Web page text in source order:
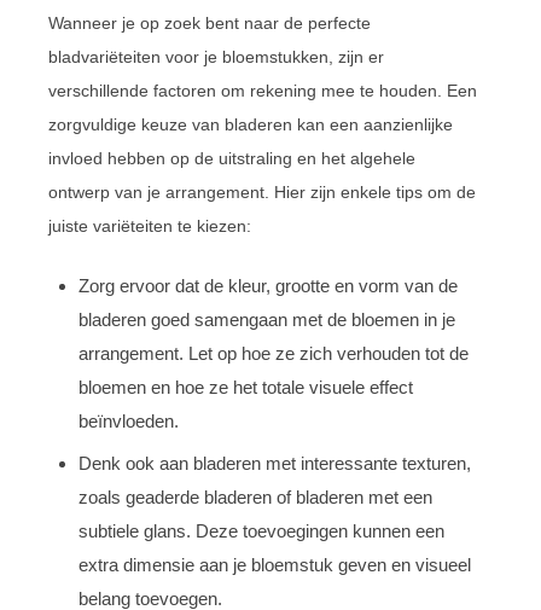
Wanneer je op zoek bent naar de perfecte
bladvariëteiten voor je bloemstukken, zijn er
verschillende factoren om rekening mee te houden. Een
zorgvuldige keuze van bladeren kan een aanzienlijke
invloed hebben op de uitstraling en het algehele
ontwerp van je arrangement. Hier zijn enkele tips om de
juiste variëteiten te kiezen:
Zorg ervoor dat de kleur, grootte en vorm van de
bladeren goed samengaan met de bloemen in je
arrangement. Let op hoe ze zich verhouden tot de
bloemen en hoe ze het totale visuele effect
beïnvloeden.
Denk ook aan bladeren met interessante texturen,
zoals geaderde bladeren of bladeren met een
subtiele glans. Deze toevoegingen kunnen een
extra dimensie aan je bloemstuk geven en visueel
belang toevoegen.